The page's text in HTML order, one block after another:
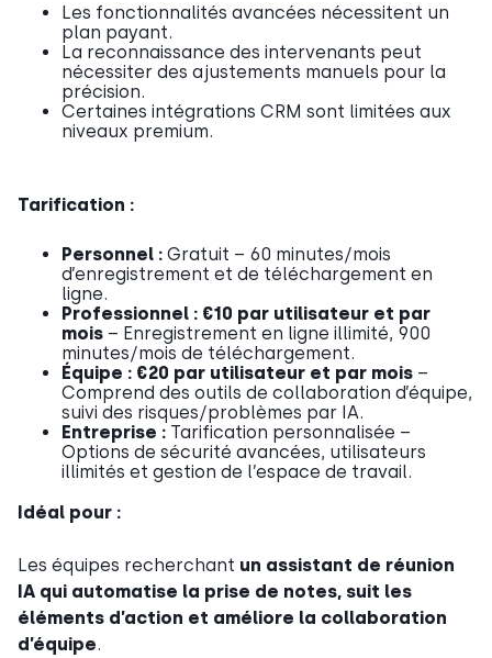
Les fonctionnalités avancées nécessitent un
plan payant.
La reconnaissance des intervenants peut
nécessiter des ajustements manuels pour la
précision.
Certaines intégrations CRM sont limitées aux
niveaux premium.
Tarification :
Personnel : Gratuit – 60 minutes/mois
d’enregistrement et de téléchargement en
ligne.
Professionnel : €10 par utilisateur et par
mois – Enregistrement en ligne illimité, 900
minutes/mois de téléchargement.
Équipe : €20 par utilisateur et par mois –
Comprend des outils de collaboration d’équipe,
suivi des risques/problèmes par IA.
Entreprise : Tarification personnalisée –
Options de sécurité avancées, utilisateurs
illimités et gestion de l’espace de travail.
Idéal pour :
Les équipes recherchant un assistant de réunion
IA qui automatise la prise de notes, suit les
éléments d’action et améliore la collaboration
d’équipe.